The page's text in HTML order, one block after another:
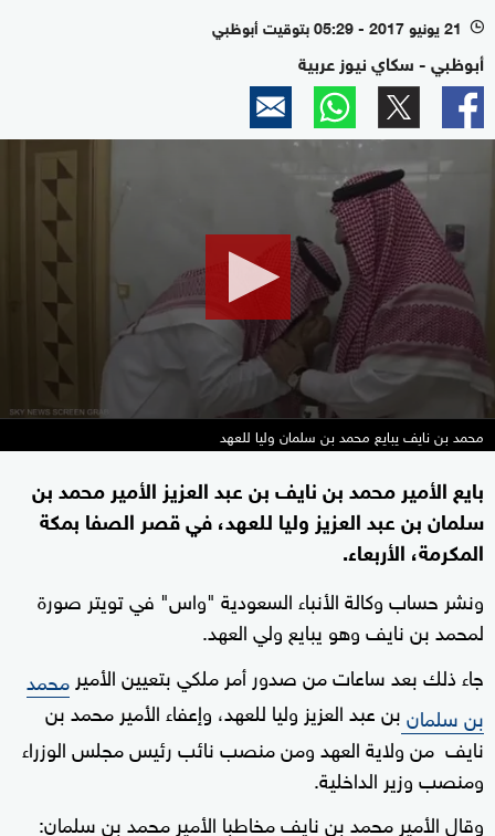
l 21 يونيو 2017 - 05:29 بتوقيت أبوظبي
أبوظبي - سكاي نيوز عربية
seconds
seconds
محمد بن نايف يبايع محمد بن سلمان وليا للعهد
بايع الأمير محمد بن نايف بن عبد العزيز الأمير محمد بن
سلمان بن عبد العزيز وليا للعهد، في قصر الصفا بمكة
المكرمة، الأربعاء.
ونشر حساب وكالة الأنباء السعودية "واس" في تويتر صورة
لمحمد بن نايف وهو يبايع ولي العهد.
جاء ذلك بعد ساعات من صدور أمر ملكي بتعيين الأمير محمد
بن سلمانبن عبد العزيز وليا للعهد، وإعفاء الأمير محمد بن
نايف من ولاية العهد ومن منصب نائب رئيس مجلس الوزراء
ومنصب وزير الداخلية.
وقال الأمير محمد بن نايف مخاطبا الأمير محمد بن سلمان: